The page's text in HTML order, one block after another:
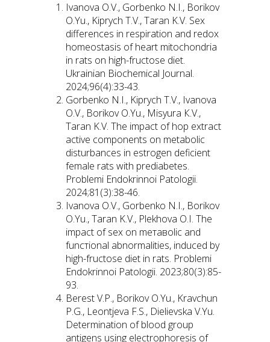
Ivanova О.V., Gorbenko N.I., Borikov
O.Yu., Kiprych Т.V., Taran K.V. Sex
differences in respiration and redox
homeostasis of heart mitochondria
in rats on high-fructose diet.
Ukrainian Biochemical Journal.
2024;96(4):33-43.
Gorbenko N.I., Kiprych Т.V., Ivanova
О.V., Borikov O.Yu., Misyura К.V.,
Taran K.V. Thе іmрасt of hoр еxtrасt
active components on metabolic
disturbances in estrogen deficient
female rats wіth prediabetes.
Problemi Endokrinnoi Patologii.
2024;81(3):38-46.
Ivanova О.V., Gorbenko N.I., Borikov
O.Yu., Taran K.V., Plekhova О.І. Тhe
іmраct of sex on mетавоlіс and
funcтional abnormalities, induced bу
high-fructose diet in rats. Problemi
Endokrinnoi Patologii. 2023;80(3):85-
93.
Berest V.P., Borikov O.Yu., Kravchun
P.G., Leontjeva F.S., Dielievska V.Yu.
Determination of blood group
antigens using electrophoresis of